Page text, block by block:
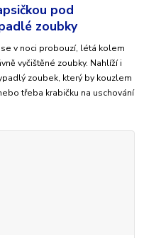
pod
zoubky
v noci probouzí, létá kolem
vyčištěné zoubky. Nahlíží i
zoubek, který by kouzlem
třeba krabičku na uschování